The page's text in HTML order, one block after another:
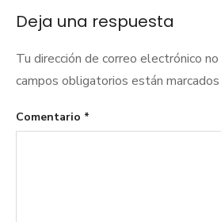
entradas
Deja una respuesta
Tu dirección de correo electrónico
campos obligatorios están marcados
Comentario *